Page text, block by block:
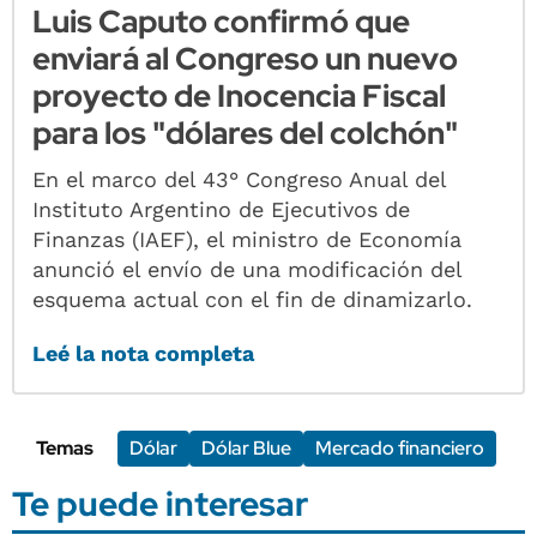
Luis Caputo confirmó que
enviará al Congreso un nuevo
proyecto de Inocencia Fiscal
para los "dólares del colchón"
En el marco del 43° Congreso Anual del
Instituto Argentino de Ejecutivos de
Finanzas (IAEF), el ministro de Economía
anunció el envío de una modificación del
esquema actual con el fin de dinamizarlo.
Leé la nota completa
Temas Dólar Dólar Blue Mercado financiero
Te puede interesar